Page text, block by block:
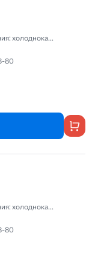
холоднока...
80
холоднока...
80